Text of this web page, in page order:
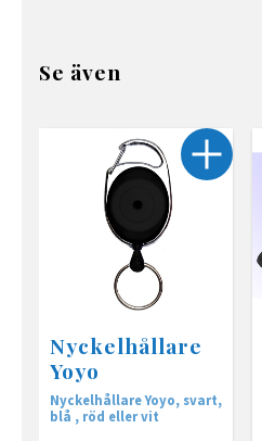
Se även
Nyckelhållare
Yoyo
Nyckelhållare Yoyo, svart,
blå , röd eller vit